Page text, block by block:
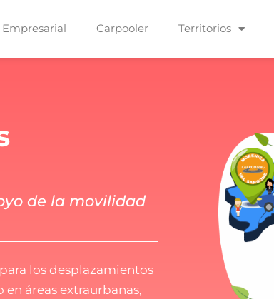
Carpooler Territorios
de la movilidad
los desplazamientos
áreas extraurbanas,